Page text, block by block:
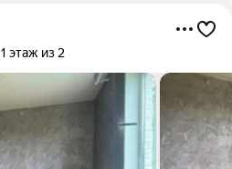
1 этаж из 2